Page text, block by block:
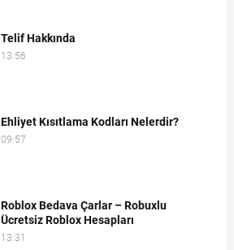
Telif Hakkında
13:56
Ehliyet Kısıtlama Kodları Nelerdir?
09:57
Roblox Bedava Çarlar – Robuxlu
Ücretsiz Roblox Hesapları
13:31